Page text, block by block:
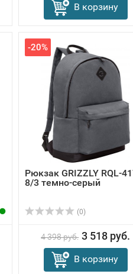
В корзину
-20%
Рюкзак GRIZZLY RQL-
8/3 темно-серый
(0)
4 398 руб. 3 518 руб.
В корзину